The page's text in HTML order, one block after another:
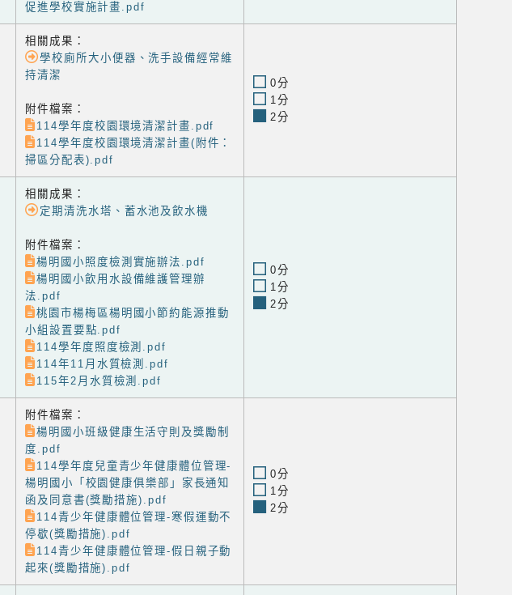
促進學校實施計畫.pdf
相關成果：
學校廁所大小便器、洗手設備經常維
持清潔
附件檔案：
114學年度校園環境清潔計畫.pdf
114學年度校園環境清潔計畫(附件：
掃區分配表).pdf
0分
1分
2分
相關成果：
定期清洗水塔、蓄水池及飲水機
附件檔案：
楊明國小照度檢測實施辦法.pdf
楊明國小飲用水設備維護管理辦
法.pdf
桃園市楊梅區楊明國小節約能源推動
小組設置要點.pdf
114學年度照度檢測.pdf
114年11月水質檢測.pdf
115年2月水質檢測.pdf
0分
1分
2分
附件檔案：
楊明國小班級健康生活守則及獎勵制
度.pdf
114學年度兒童青少年健康體位管理-
楊明國小「校園健康俱樂部」家長通知
函及同意書(獎勵措施).pdf
114青少年健康體位管理-寒假運動不
停歇(獎勵措施).pdf
114青少年健康體位管理-假日親子動
起來(獎勵措施).pdf
0分
1分
2分